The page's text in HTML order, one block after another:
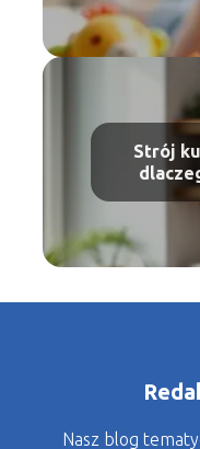
Strój
Nasz blog